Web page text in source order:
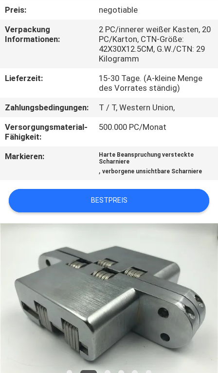
TRETEN
SIE
UNS
VERBINDUNG
NACHRICHTEN
SITEMAP
PRIVACY
Preis:
negotiable
Verpackung
Informationen:
2 PC/innerer weißer Kasten, 20
PC/Karton, CTN-Größe:
42X30X12.5CM, G.W./CTN: 29
Kilogramm
Lieferzeit:
15-30 Tage. (A-kleine Menge
des Vorrates ständig)
Zahlungsbedingungen:
T / T, Western Union,
Versorgungsmaterial-
Fähigkeit:
500.000 PC/Monat
Markieren:
Harte Beanspruchung versteckte
Scharniere
,verborgene unsichtbare Scharniere
BESTPREIS